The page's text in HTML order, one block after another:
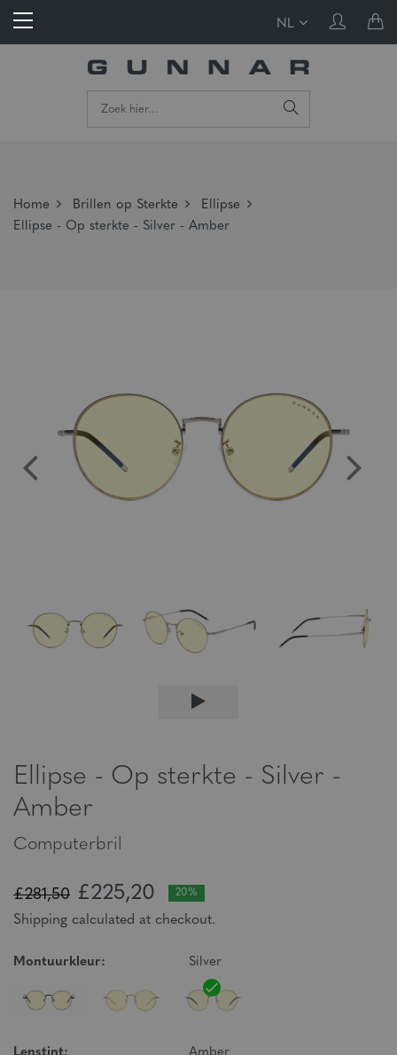
NL
Home Brillen op Sterkte
Ellipse
Ellipse - Op sterkte - Silver - Amber
Ellipse - Op sterkte - Silver -
Amber
Computerbril
£281,50 £225,20 20%
Shipping calculated at checkout.
Montuurkleur: Silver